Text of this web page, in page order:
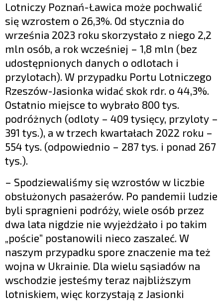
Lotniczy Poznań-Ławica może pochwalić
się wzrostem o 26,3%. Od stycznia do
września 2023 roku skorzystało z niego 2,2
mln osób, a rok wcześniej – 1,8 mln (bez
udostępnionych danych o odlotach i
przylotach). W przypadku Portu Lotniczego
Rzeszów-Jasionka widać skok rdr. o 44,3%.
Ostatnio miejsce to wybrało 800 tys.
podróżnych (odloty – 409 tysięcy, przyloty –
391 tys.), a w trzech kwartałach 2022 roku –
554 tys. (odpowiednio – 287 tys. i ponad 267
tys.).
– Spodziewaliśmy się wzrostów w liczbie
obsłużonych pasażerów. Po pandemii ludzie
byli spragnieni podróży, wiele osób przez
dwa lata nigdzie nie wyjeżdżało i po takim
„poście” postanowili nieco zaszaleć. W
naszym przypadku spore znaczenie ma też
wojna w Ukrainie. Dla wielu sąsiadów na
wschodzie jesteśmy teraz najbliższym
lotniskiem, więc korzystają z Jasionki